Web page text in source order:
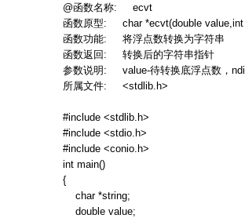
@函数名称: ecvt
函数原型: char *ecvt(double value,int
函数功能: 将浮点数转换为字符串
函数返回: 转换后的字符串指针
参数说明: value-待转换底浮点数，
所属文件: <stdlib.h>
#include <stdlib.h>
#include <stdio.h>
#include <conio.h>
int main()
{
char *string;
double value;